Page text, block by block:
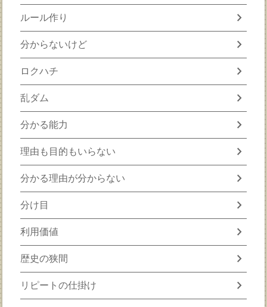
ルール作り chevron_right
分からないけど chevron_right
ロクハチ chevron_right
乱ダム chevron_right
分かる能力 chevron_right
理由も目的もいらない chevron_right
分かる理由が分からない chevron_right
分け目 chevron_right
利用価値 chevron_right
歴史の狭間 chevron_right
リピートの仕掛け chevron_right